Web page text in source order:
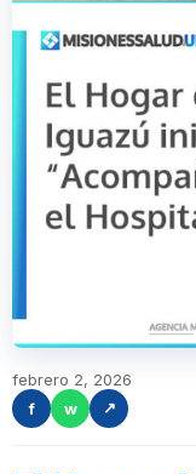
febrero 2, 2026
f
w ↗